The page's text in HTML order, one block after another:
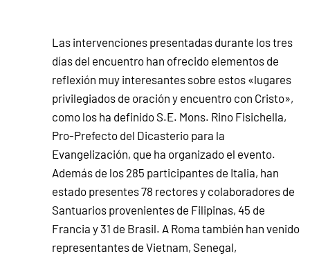
Las intervenciones presentadas durante los tres
días del encuentro han ofrecido elementos de
reflexión muy interesantes sobre estos «lugares
privilegiados de oración y encuentro con Cristo»,
como los ha definido S.E. Mons. Rino Fisichella,
Pro-Prefecto del Dicasterio para la
Evangelización, que ha organizado el evento.
Además de los 285 participantes de Italia, han
estado presentes 78 rectores y colaboradores de
Santuarios provenientes de Filipinas, 45 de
Francia y 31 de Brasil. A Roma también han venido
representantes de Vietnam, Senegal,